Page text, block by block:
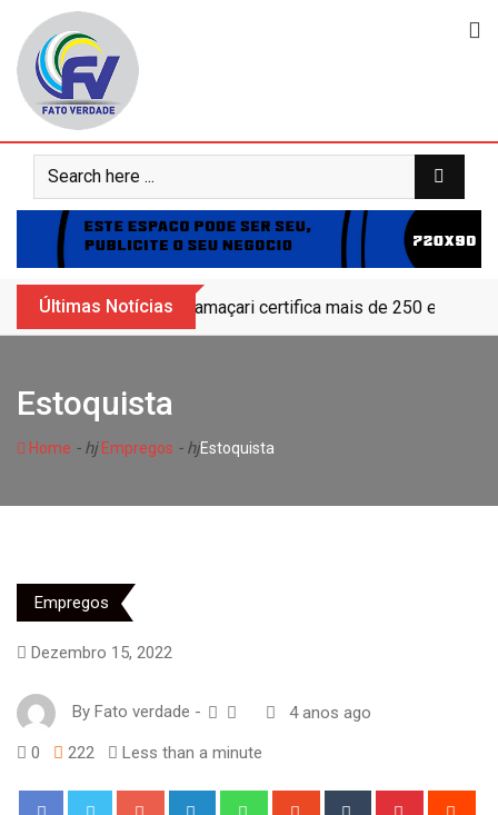
content
Últimas Notícias Camaçari certifica mais de 250
Estoquista
Home - hjEmpregos - hjEstoquista
Empregos
Dezembro 15, 2022
By Fato verdade - 4 anos ago
0 222 Less than a minute
Google+ LinkedIn WhatsappStumbleUpon
Tumblr Pinterest